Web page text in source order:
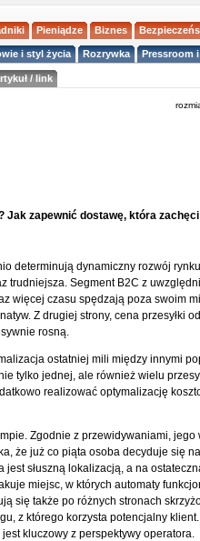
Pieniądze Biznes
i styl życia Rozrywka Pressroom
/ link
zapewnić dostawę, która
determinują dynamiczny rozwój
trudniejsza. Segment B2C z
więcej czasu spędzają poza swoim
Z drugiej strony, cena przesyłki
rosną.
ostatniej mili między innymi
tylko jednej, ale również wielu
realizować optymalizację
Zgodnie z przewidywaniami, jego
że już co piąta osoba decyduje się
słuszną lokalizacją, a na
miejsc, w których automaty
się także po różnych stronach
z którego korzysta potencjalny
kluczowy z perspektywy operatora.